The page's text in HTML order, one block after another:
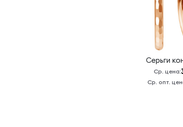
Серьги
Ср. цена:
Ср. опт.